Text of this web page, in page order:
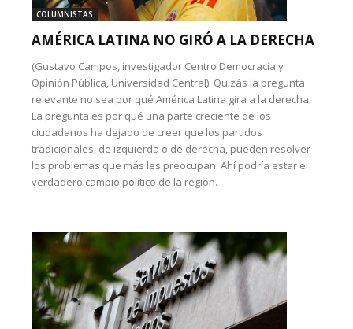
COLUMNISTAS
AMÉRICA LATINA NO GIRÓ A LA DERECHA
(Gustavo Campos, investigador Centro Democracia y
Opinión Pública, Universidad Central): Quizás la pregunta
relevante no sea por qué América Latina gira a la derecha.
La pregunta es por qué una parte creciente de los
ciudadanos ha dejado de creer que los partidos
tradicionales, de izquierda o de derecha, pueden resolver
los problemas que más les preocupan. Ahí podría estar el
verdadero cambio político de la región.